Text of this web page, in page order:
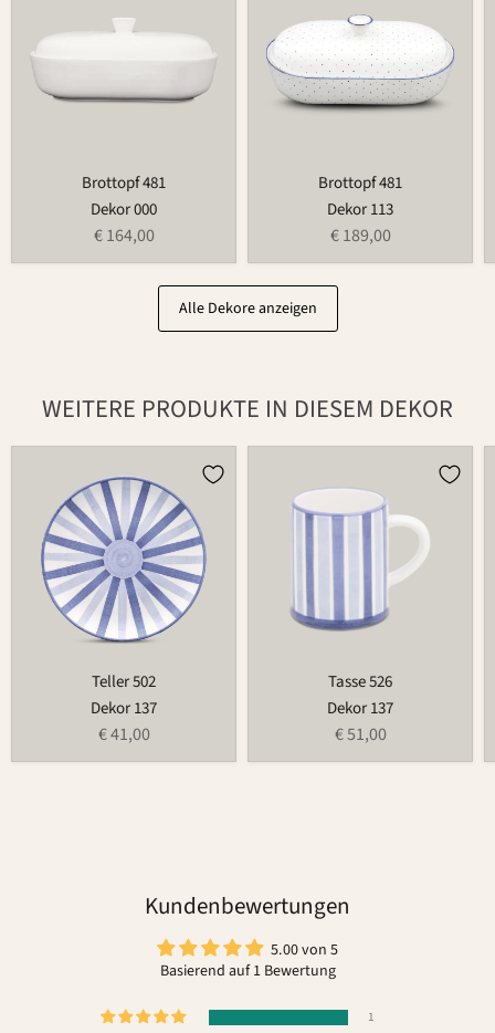
Brottopf 481
Dekor 000
€ 164,00
Brottopf 481
Dekor 113
€ 189,00
Alle Dekore anzeigen
WEITERE PRODUKTE IN DIESEM DEKOR
Teller 502
Dekor 137
€ 41,00
Tasse 526
Dekor 137
€ 51,00
Kundenbewertungen
5.00 von 5
Basierend auf 1 Bewertung
1